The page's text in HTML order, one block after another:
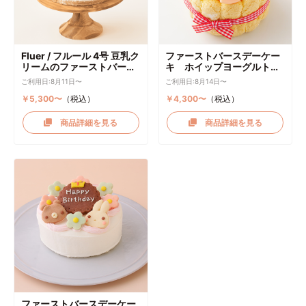
Fluer / フルール 4号 豆乳ク
リームのファーストバース
デーケーキ ケーキトッパー
付き
ご利用日:8月11日〜
￥5,300〜（税込）
商品詳細を見る
ファーストバースデーケー
キ ホイップヨーグルトク
リーム
ご利用日:8月14日〜
￥4,300〜 （税込）
商品詳細を見る